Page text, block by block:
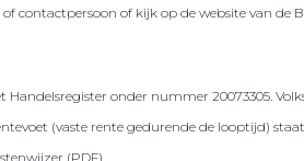
of kijk op de website van de
onder nummer 20073305.
(vaste rente gedurende de looptijd)
(PDF).